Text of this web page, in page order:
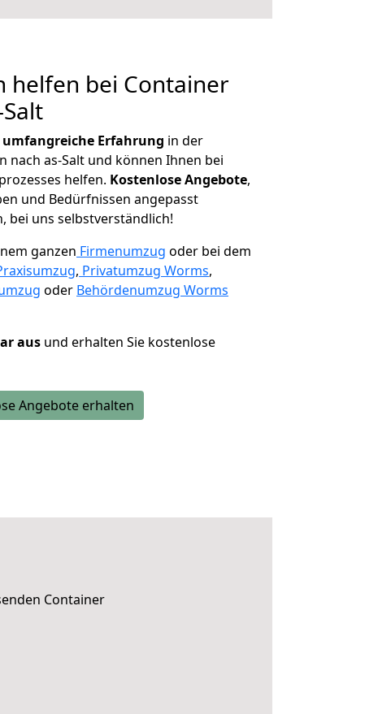
helfen bei Container
umfangreiche Erfahrung in der
nach as-Salt und können Ihnen bei
helfen. Kostenlose Angebote,
und Bedürfnissen angepasst
bei uns selbstverständlich!
ganzen Firmenumzug oder bei dem
, Privatumzug Worms,
oder Behördenumzug Worms
aus und erhalten Sie kostenlose
Angebote erhalten
Container